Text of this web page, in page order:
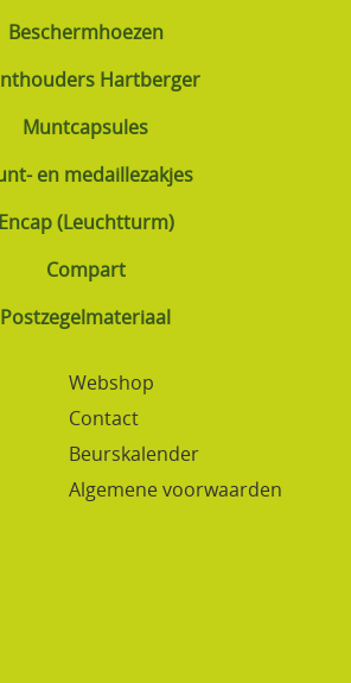
Beschermhoezen
Hartberger
Muntcapsules
en medaillezakjes
Encap (Leuchtturm)
Compart
Postzegelmateriaal
Webshop
Contact
Beurskalender
Algemene voorwaarden